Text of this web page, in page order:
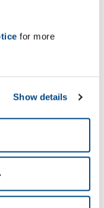
for more
Show details
uppdrag att
i
med
med den
Arnotts. Med
kan vi
se till att
har